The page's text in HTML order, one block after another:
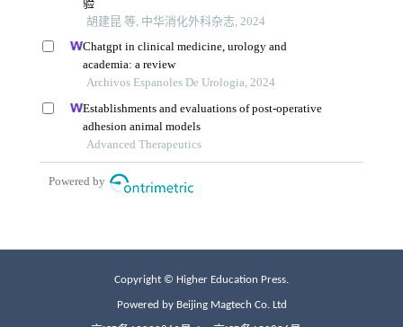
Copyright © Higher Education Press.
Powered by Beijing Magtech Co. Ltd